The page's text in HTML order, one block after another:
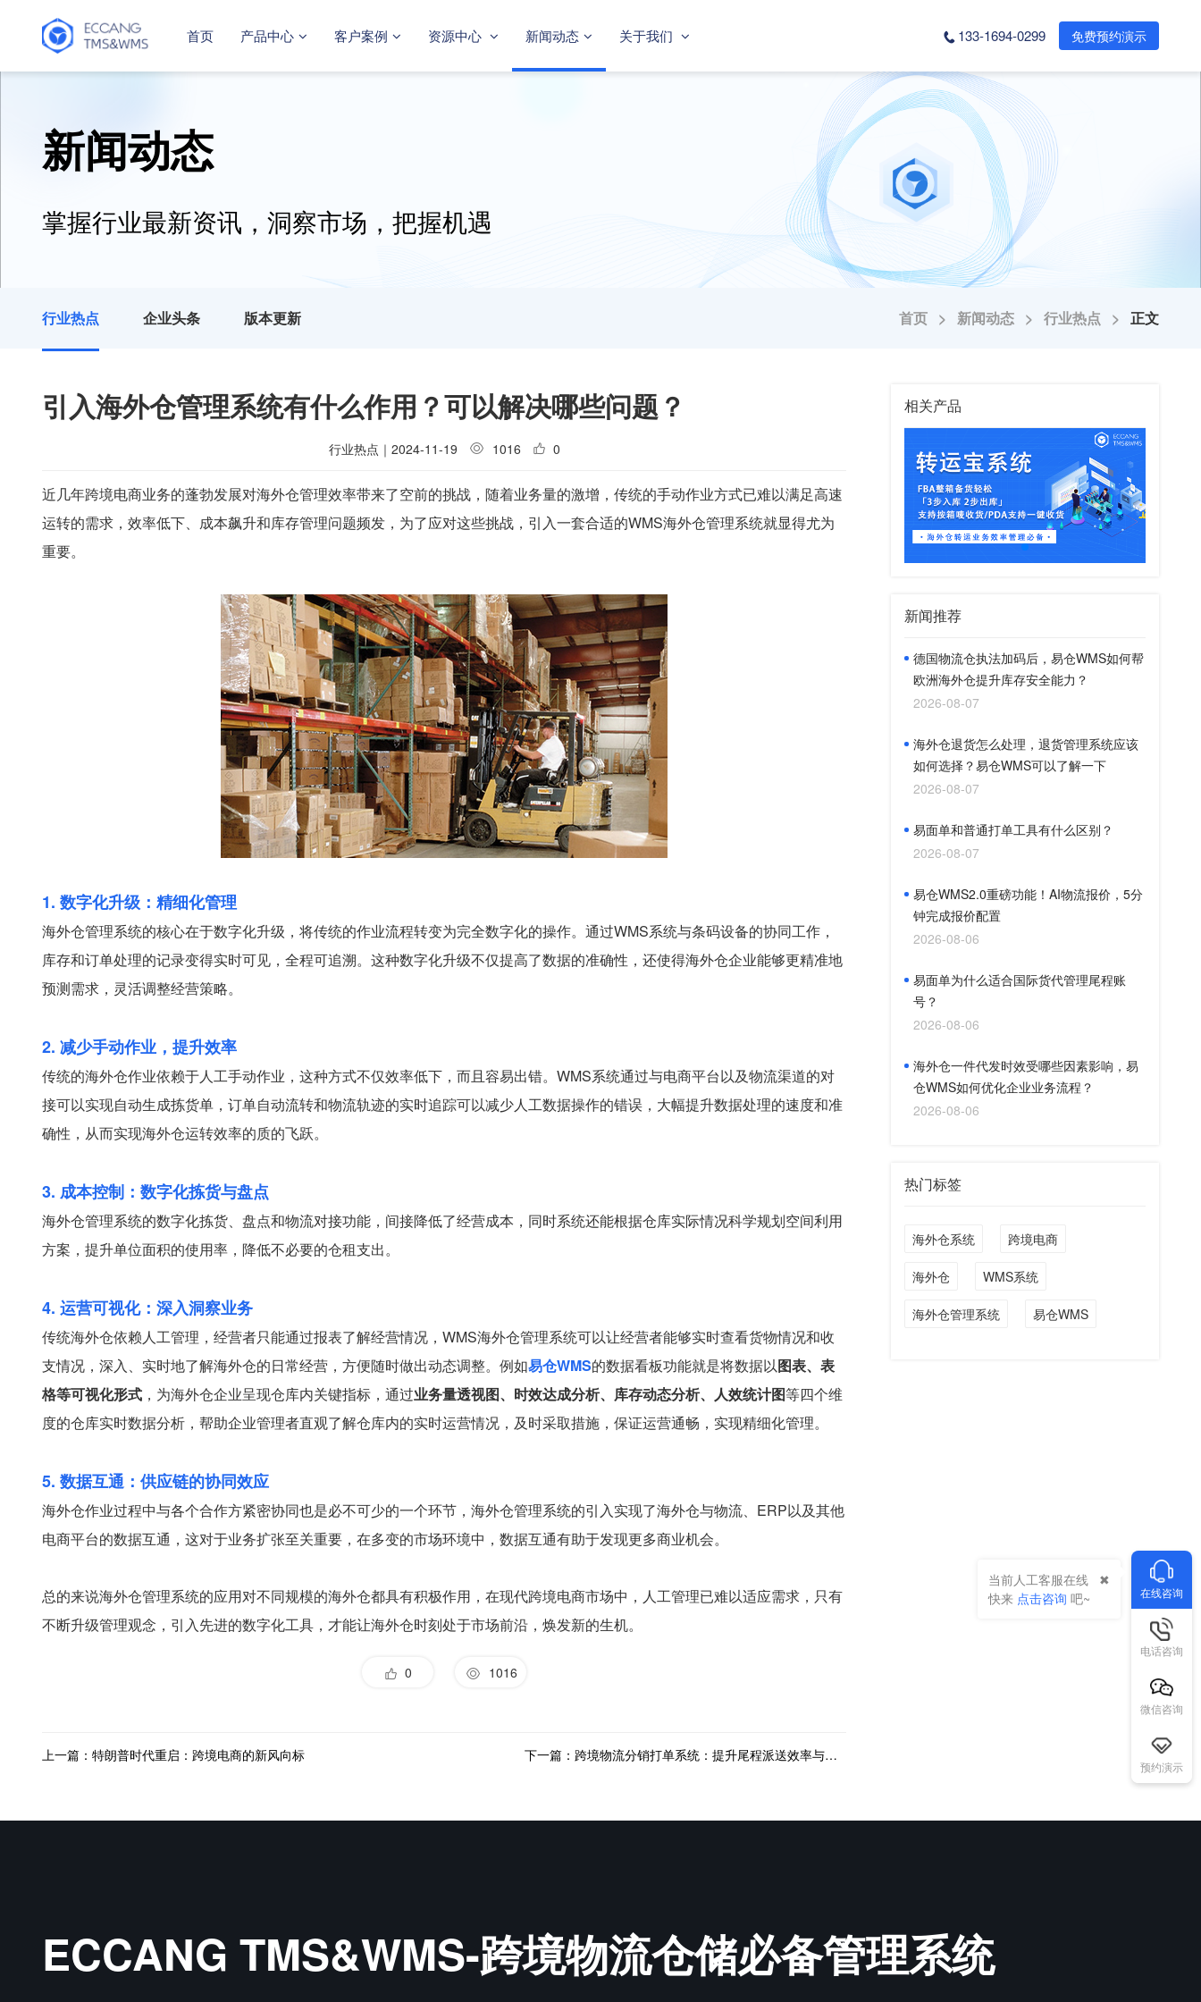
首页 产品中心 客户案例 资源中心 新闻动态 关于我们 133-1694-0299 免费预约演示
新闻动态
掌握行业最新资讯，洞察市场，把握机遇
行业热点 企业头条 版本更新 首页 > 新闻动态 > 行业热点 > 正文
引入海外仓管理系统有什么作用？可以解决哪些问题？
行业热点 ｜ 2024-11-19 1016 0
近几年跨境电商业务的蓬勃发展对海外仓管理效率带来了空前的挑战，随着业务量的激增，传统的手动作业方式已难以满足高速
运转的需求，效率低下、成本飙升和库存管理问题频发，为了应对这些挑战，引入一套合适的WMS海外仓管理系统就显得尤为
重要。
1. 数字化升级：精细化管理
海外仓管理系统的核心在于数字化升级，将传统的作业流程转变为完全数字化的操作。通过WMS系统与条码设备的协同工作，
库存和订单处理的记录变得实时可见，全程可追溯。这种数字化升级不仅提高了数据的准确性，还使得海外仓企业能够更精准地
预测需求，灵活调整经营策略。
2. 减少手动作业，提升效率
传统的海外仓作业依赖于人工手动作业，这种方式不仅效率低下，而且容易出错。WMS系统通过与电商平台以及物流渠道的对
接可以实现自动生成拣货单，订单自动流转和物流轨迹的实时追踪可以减少人工数据操作的错误，大幅提升数据处理的速度和准
确性，从而实现海外仓运转效率的质的飞跃。
3. 成本控制：数字化拣货与盘点
海外仓管理系统的数字化拣货、盘点和物流对接功能，间接降低了经营成本，同时系统还能根据仓库实际情况科学规划空间利用
方案，提升单位面积的使用率，降低不必要的仓租支出。
4. 运营可视化：深入洞察业务
传统海外仓依赖人工管理，经营者只能通过报表了解经营情况，WMS海外仓管理系统可以让经营者能够实时查看货物情况和收
支情况，深入、实时地了解海外仓的日常经营，方便随时做出动态调整。例如易仓WMS的数据看板功能就是将数据以图表、表
格等可视化形式 ，为海外仓企业呈现仓库内关键指标，通过业务量透视图、时效达成分析、库存动态分析、人效统计图等四个维
度的仓库实时数据分析，帮助企业管理者直观了解仓库内的实时运营情况，及时采取措施，保证运营通畅，实现精细化管理。
5. 数据互通：供应链的协同效应
海外仓作业过程中与各个合作方紧密协同也是必不可少的一个环节，海外仓管理系统的引入实现了海外仓与物流、ERP以及其他
电商平台的数据互通，这对于业务扩张至关重要，在多变的市场环境中，数据互通有助于发现更多商业机会。
总的来说海外仓管理系统的应用对不同规模的海外仓都具有积极作用，在现代跨境电商市场中，人工管理已难以适应需求，只有
不断升级管理观念，引入先进的数字化工具，才能让海外仓时刻处于市场前沿，焕发新的生机。
0 1016
上一篇：特朗普时代重启：跨境电商的新风向标 下一篇：跨境物流分销打单系统：提升尾程派送效率与降低成本的利器
相关产品
新闻推荐
德国物流仓执法加码后，易仓WMS如何帮
欧洲海外仓提升库存安全能力？
2026-08-07
海外仓退货怎么处理，退货管理系统应该
如何选择？易仓WMS可以了解一下
2026-08-07
易面单和普通打单工具有什么区别？
2026-08-07
易仓WMS2.0重磅功能！AI物流报价，5分
钟完成报价配置
2026-08-06
易面单为什么适合国际货代管理尾程账
号？
2026-08-06
海外仓一件代发时效受哪些因素影响，易
仓WMS如何优化企业业务流程？
2026-08-06
热门标签
海外仓系统 跨境电商
海外仓 WMS系统
海外仓管理系统 易仓WMS
ECCANG TMS&WMS-跨境物流仓储必备管理系统
在线咨询
当前人工客服在线
快来 点击咨询 吧~
电话咨询
微信咨询
预约演示